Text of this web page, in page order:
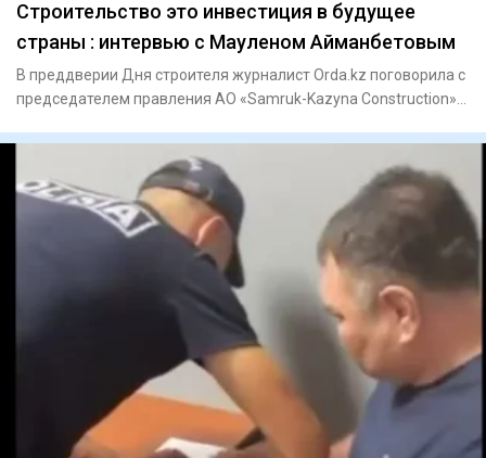
Строительство это инвестиция в будущее
страны : интервью с Мауленом Айманбетовым
В преддверии Дня строителя журналист Orda.kz поговорила с
председателем правления АО «Samruk-Kazyna Construction»